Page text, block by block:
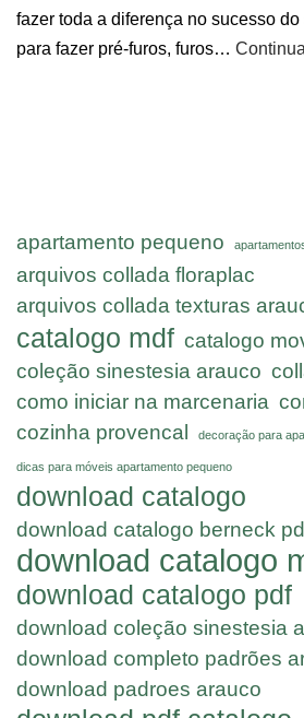
fazer toda a diferença no sucesso
para fazer pré-furos, furos…
apartamento pequeno
arquivos collada floraplac
arquivos collada texturas
catalogo mdf catalogo
coleção sinestesia arauco
como iniciar na marcenaria
cozinha provencal
decoração para
dicas para móveis apartamento pequeno
download catalogo
download catalogo berneck
download catalogo
download catalogo pdf
download coleção sinestesia
download completo padrões
download padroes arauco